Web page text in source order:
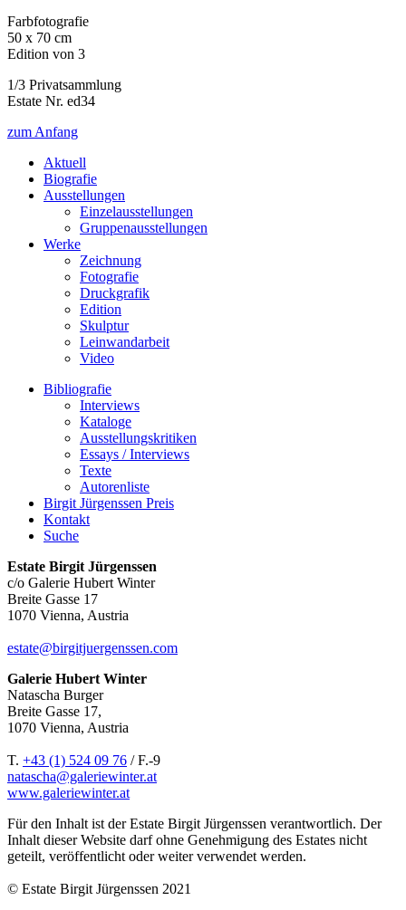
Farbfotografie
50 x 70 cm
Edition von 3
1/3 Privatsammlung
Estate Nr. ed34
zum Anfang
Aktuell
Biografie
Ausstellungen
Einzelausstellungen
Gruppenausstellungen
Werke
Zeichnung
Fotografie
Druckgrafik
Edition
Skulptur
Leinwandarbeit
Video
Bibliografie
Interviews
Kataloge
Ausstellungskritiken
Essays / Interviews
Texte
Autorenliste
Birgit Jürgenssen Preis
Kontakt
Suche
Estate Birgit Jürgenssen
c/o Galerie Hubert Winter
Breite Gasse 17
1070 Vienna, Austria
estate@birgitjuergenssen.com
Galerie Hubert Winter
Natascha Burger
Breite Gasse 17,
1070 Vienna, Austria
T. +43 (1) 524 09 76 / F.-9
natascha@galeriewinter.at
www.galeriewinter.at
Für den Inhalt ist der Estate Birgit Jürgenssen verantwortlich. Der
Inhalt dieser Website darf ohne Genehmigung des Estates nicht
geteilt, veröffentlicht oder weiter verwendet werden.
© Estate Birgit Jürgenssen 2021